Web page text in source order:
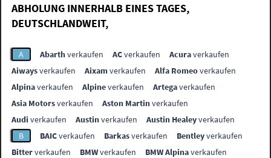
ABHOLUNG INNERHALB EINES TAGES,
DEUTSCHLANDWEIT,
A Abarthverkaufen ACverkaufen Acuraverkaufen
Aiwaysverkaufen Aixamverkaufen Alfa Romeoverkaufen
Alpinaverkaufen Alpineverkaufen Artegaverkaufen
Asia Motorsverkaufen Aston Martinverkaufen
Audi verkaufen Austinverkaufen Austin Healeyverkaufen
B
BAICverkaufen Barkasverkaufen Bentleyverkaufen
Bitterverkaufen BMWverkaufen BMW Alpinaverkaufen